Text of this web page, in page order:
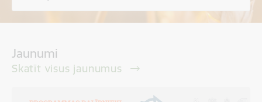
Jaunumi
Skatīt visus jaunumus